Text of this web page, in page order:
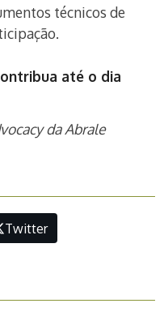
técnicos de
até o dia
da Abrale
Twitter